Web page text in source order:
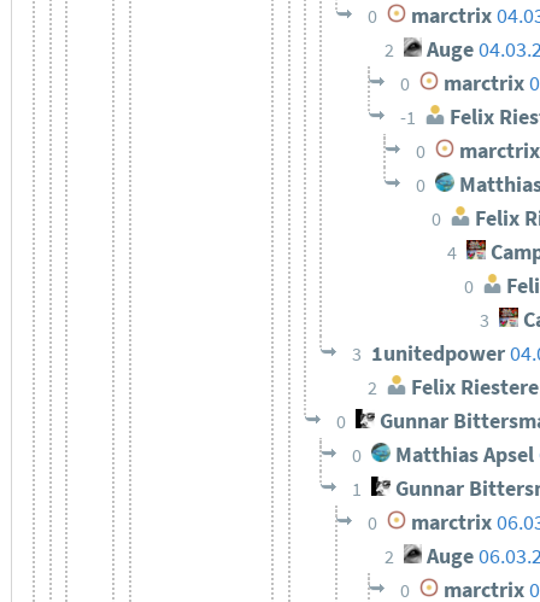
0 marctrix
2 Auge
0 marctrix
-1 Felix
0 marctrix
0
0 Felix
4
0
3
3 1unitedpower
2 Felix
0 Gunnar
0 Matthias Apsel
1 Gunnar
0 marctrix
2 Auge
0 marctrix